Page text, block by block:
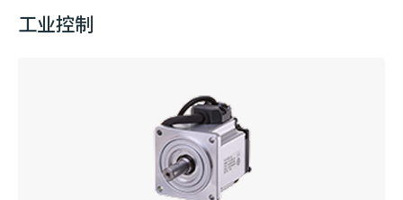
工业控制